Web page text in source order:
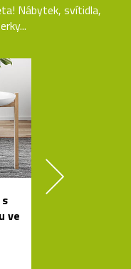
Nábytek, svítidla,
ve